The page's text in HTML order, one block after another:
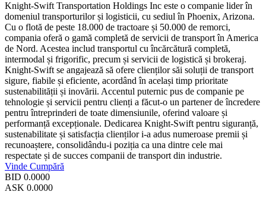
Knight-Swift Transportation Holdings Inc este o companie lider în
domeniul transporturilor și logisticii, cu sediul în Phoenix, Arizona.
Cu o flotă de peste 18.000 de tractoare și 50.000 de remorci,
compania oferă o gamă completă de servicii de transport în America
de Nord. Acestea includ transportul cu încărcătură completă,
intermodal și frigorific, precum și servicii de logistică și brokeraj.
Knight-Swift se angajează să ofere clienților săi soluții de transport
sigure, fiabile și eficiente, acordând în același timp prioritate
sustenabilității și inovării. Accentul puternic pus de companie pe
tehnologie și servicii pentru clienți a făcut-o un partener de încredere
pentru întreprinderi de toate dimensiunile, oferind valoare și
performanță excepționale. Dedicarea Knight-Swift pentru siguranță,
sustenabilitate și satisfacția clienților i-a adus numeroase premii și
recunoaștere, consolidându-i poziția ca una dintre cele mai
respectate și de succes companii de transport din industrie.
Vinde Cumpără
BID 0.0000
ASK 0.0000